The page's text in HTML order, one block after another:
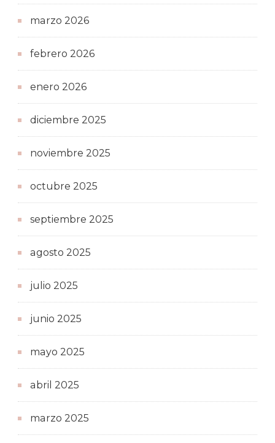
marzo 2026
febrero 2026
enero 2026
diciembre 2025
noviembre 2025
octubre 2025
septiembre 2025
agosto 2025
julio 2025
junio 2025
mayo 2025
abril 2025
marzo 2025